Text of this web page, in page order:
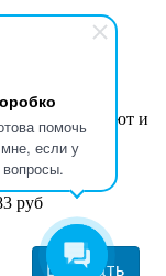
помочь
если у
вопросы.
дорог, уют и
руб